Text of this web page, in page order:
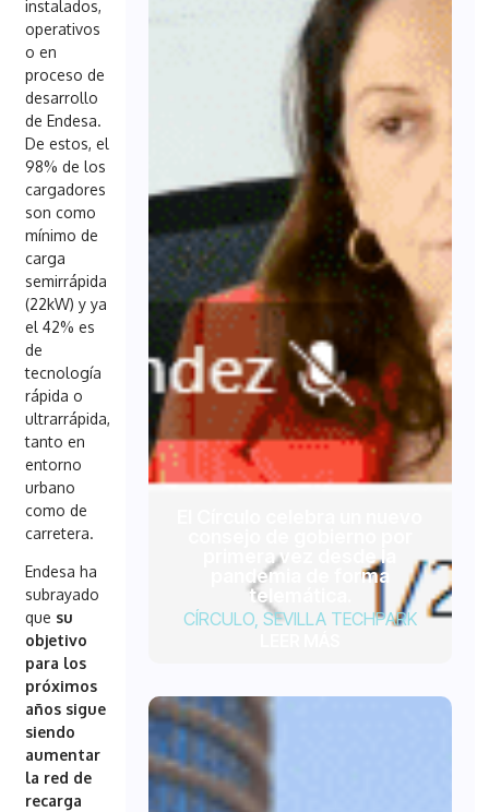
instalados,
operativos
o en
proceso de
desarrollo
de Endesa.
De estos, el
98% de los
cargadores
son como
mínimo de
carga
semirrápida
(22kW) y ya
el 42% es
de
tecnología
rápida o
ultrarrápida,
tanto en
entorno
urbano
como de
carretera.
Endesa ha
subrayado
que su
objetivo
para los
próximos
años sigue
siendo
aumentar
la red de
recarga
primera vez desde la
pandemia de forma
telemática.
CÍRCULO, SEVILLA TECHPARK